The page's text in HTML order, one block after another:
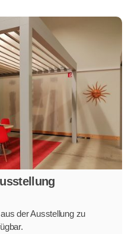
der Ausstellung zu